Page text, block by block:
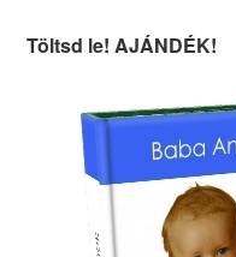
Töltsd le! AJÁNDÉK!